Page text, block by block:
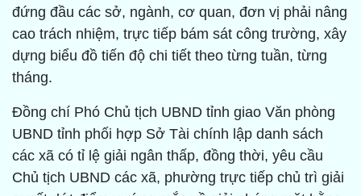
đứng đầu các sở, ngành, cơ quan, đơn vị phải nâng
cao trách nhiệm, trực tiếp bám sát công trường, xây
dựng biểu đồ tiến độ chi tiết theo từng tuần, từng
tháng.
Đồng chí Phó Chủ tịch UBND tỉnh giao Văn phòng
UBND tỉnh phối hợp Sở Tài chính lập danh sách
các xã có tỉ lệ giải ngân thấp, đồng thời, yêu cầu
Chủ tịch UBND các xã, phường trực tiếp chủ trì giải